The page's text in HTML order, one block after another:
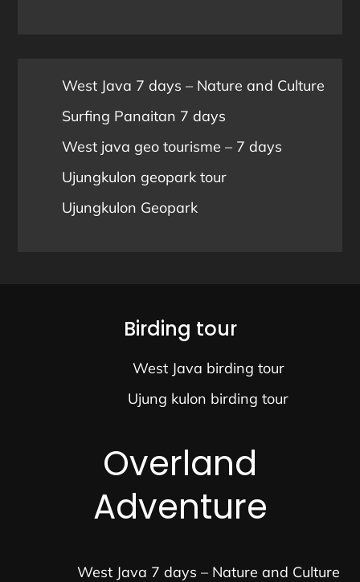
West Java 7 days – Nature and Culture
Surfing Panaitan 7 days
West java geo tourisme – 7 days
Ujungkulon geopark tour
Ujungkulon Geopark
Birding tour
West Java birding tour
Ujung kulon birding tour
Overland
Adventure
West Java 7 days – Nature and Culture